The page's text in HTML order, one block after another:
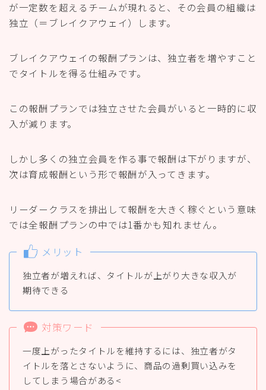
が一定数を超えるチームが現れると、その会員の組織は
独立（＝ブレイクアウェイ）します。
ブレイクアウェイの報酬プランは、独立者を増やすこと
でタイトルを得る仕組みです。
この報酬プランでは独立させた会員がいると一時的に収
入が減ります。
しかし多くの独立会員を作る事で報酬は下がりますが、
次は育成報酬という形で報酬が入ってきます。
リーダークラスを排出して報酬を大きく稼ぐという意味
では全報酬プランの中では1番かも知れません。
メリット
独立者が増えれば、タイトルが上がり大きな収入が
期待できる
対策ワード
一度上がったタイトルを維持するには、独立者がタ
イトルを落とさないように、商品の過剰買い込みを
してしまう場合がある<